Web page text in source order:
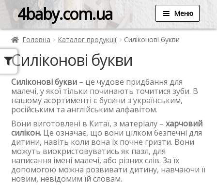
4baby.com.ua Меню
Головна Каталог продукції Силіконові букви
Силіконові букви
Силіконові букви – це чудове придбання для
малечі, у якої тільки починають точитися зуби. В
нашому асортименті є бусини з українським,
російським та англійським алфавітом.
Вони виготовлені в Китаї, з матеріалу – харчовий
силікон.Це означає, що вони цілком безпечні для
дитини, навіть коли вона їх почне гризти. Вони
можуть виокристовуватись як пазл, для
написання імені малечі, або різних слів. За їх
допомогою можна розвивати дитину, навчаючи її
новим, невідомим їй словам.